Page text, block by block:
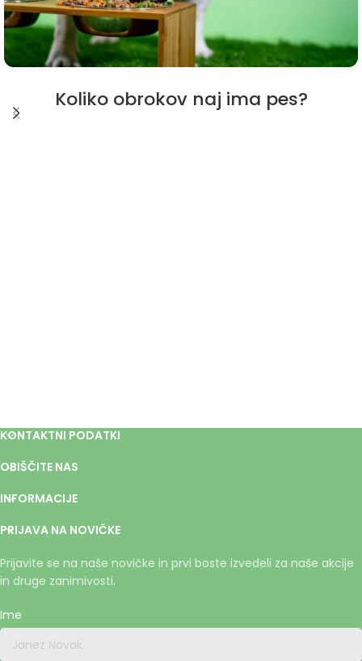
Koliko obrokov naj ima pes?
KONTAKTNI PODATKI
OBIŠČITE NAS
INFORMACIJE
PRIJAVA NA NOVIČKE
Prijavite se na naše novičke in prvi boste izvedeli za naše akcije
in druge zanimivosti.
Ime